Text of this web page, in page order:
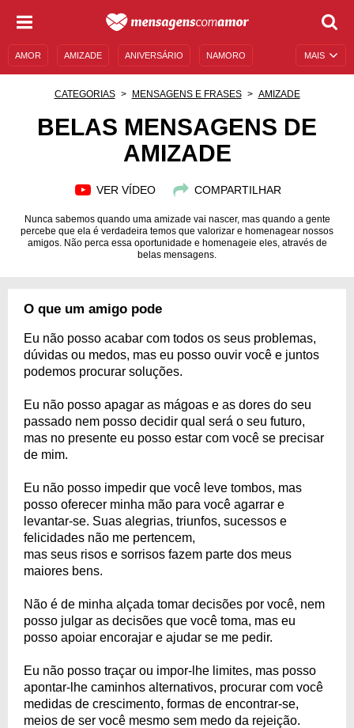
MAIS
AMOR AMIZADE ANIVERSÁRIO NAMORO
MENSAGENS DE ANIVERSÁRIO
CATEGORIAS MENSAGENS E FRASES AMIZADE
BELAS MENSAGENS DE
AMIZADE
VER VÍDEO COMPARTILHAR
Nunca sabemos quando uma amizade vai nascer, mas quando a gente
percebe que ela é verdadeira temos que valorizar e homenagear nossos
amigos. Não perca essa oportunidade e homenageie eles, através de
belas mensagens.
O que um amigo pode
Eu não posso acabar com todos os seus problemas,
dúvidas ou medos, mas eu posso ouvir você e juntos
podemos procurar soluções.
Eu não posso apagar as mágoas e as dores do seu
passado nem posso decidir qual será o seu futuro,
mas no presente eu posso estar com você se precisar
de mim.
Eu não posso impedir que você leve tombos, mas
posso oferecer minha mão para você agarrar e
levantar-se. Suas alegrias, triunfos, sucessos e
felicidades não me pertencem,
mas seus risos e sorrisos fazem parte dos meus
maiores bens.
Não é de minha alçada tomar decisões por você, nem
posso julgar as decisões que você toma, mas eu
posso apoiar encorajar e ajudar se me pedir.
Eu não posso traçar ou impor-lhe limites, mas posso
apontar-lhe caminhos alternativos, procurar com você
medidas de crescimento, formas de encontrar-se,
meios de ser você mesmo sem medo da rejeição.